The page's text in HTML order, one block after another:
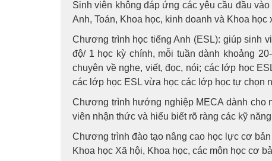
Sinh viên không đáp ứng các yêu cầu đầu
Anh, Toán, Khoa học, kinh doanh và Khoa
Chương trình học tiếng Anh (ESL): giúp sinh
độ/ 1 học kỳ chính, mỗi tuần dành khoảng
chuyên về nghe, viết, đọc, nói; các lớp học
các lớp học ESL vừa học các lớp học tự chọn
Chương trình hướng nghiệp MECA dành cho
viên nhận thức và hiểu biết rõ ràng các kỹ
Chương trình đào tạo nâng cao học lực cơ
Khoa học Xã hội, Khoa học, các môn học cơ